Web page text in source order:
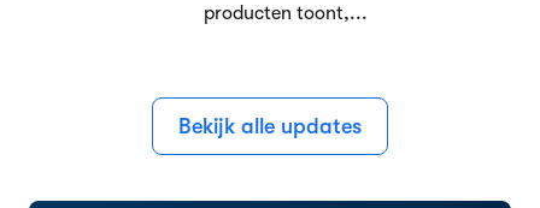
producten toont,...
Bekijk alle updates